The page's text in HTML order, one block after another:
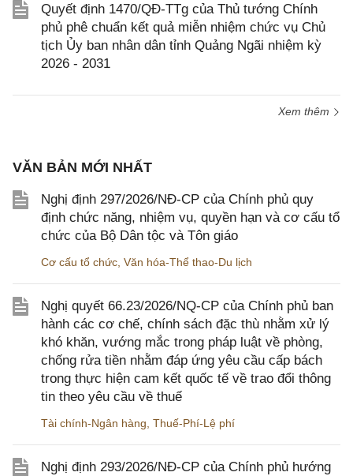
Quyết định 1470/QĐ-TTg của Thủ tướng Chính
phủ phê chuẩn kết quả miễn nhiệm chức vụ Chủ
tịch Ủy ban nhân dân tỉnh Quảng Ngãi nhiệm kỳ
2026 - 2031
Xem thêm
VĂN BẢN MỚI NHẤT
Nghị định 297/2026/NĐ-CP của Chính phủ quy
định chức năng, nhiệm vụ, quyền hạn và cơ cấu tổ
chức của Bộ Dân tộc và Tôn giáo
Cơ cấu tổ chức Văn hóa-Thể thao-Du lịch
Nghị quyết 66.23/2026/NQ-CP của Chính phủ ban
hành các cơ chế, chính sách đặc thù nhằm xử lý
khó khăn, vướng mắc trong pháp luật về phòng,
chống rửa tiền nhằm đáp ứng yêu cầu cấp bách
trong thực hiện cam kết quốc tế về trao đổi thông
tin theo yêu cầu về thuế
Tài chính-Ngân hàng Thuế-Phí-Lệ phí
Nghị định 293/2026/NĐ-CP của Chính phủ hướng